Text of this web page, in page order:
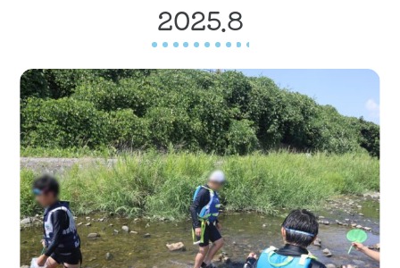
2025.8